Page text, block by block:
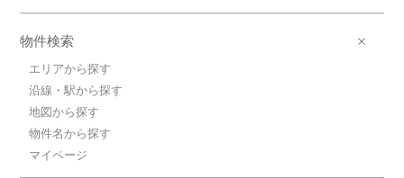
物件検索
エリアから探す
沿線・駅から探す
地図から探す
物件名から探す
マイページ